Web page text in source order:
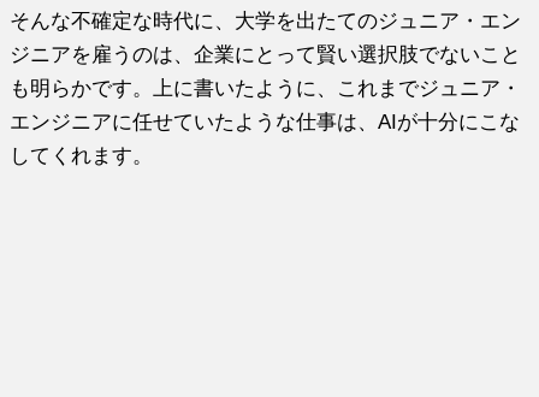
そんな不確定な時代に、大学を出たてのジュニア・エン
ジニアを雇うのは、企業にとって賢い選択肢でないこと
も明らかです。上に書いたように、これまでジュニア・
エンジニアに任せていたような仕事は、AIが十分にこな
してくれます。